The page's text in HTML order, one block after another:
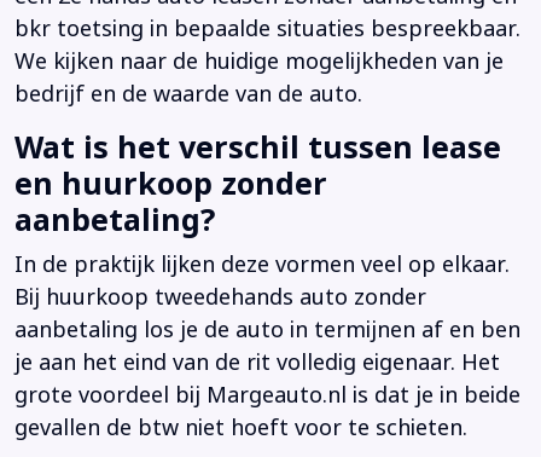
bkr toetsing in bepaalde situaties bespreekbaar.
We kijken naar de huidige mogelijkheden van je
bedrijf en de waarde van de auto.
Wat is het verschil tussen lease
en huurkoop zonder
aanbetaling?
In de praktijk lijken deze vormen veel op elkaar.
Bij huurkoop tweedehands auto zonder
aanbetaling los je de auto in termijnen af en ben
je aan het eind van de rit volledig eigenaar. Het
grote voordeel bij Margeauto.nl is dat je in beide
gevallen de btw niet hoeft voor te schieten.